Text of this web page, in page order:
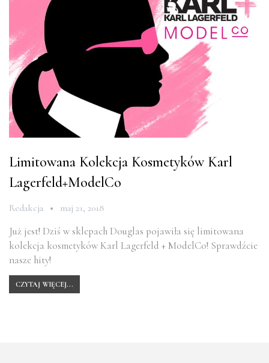
Limitowana Kolekcja Kosmetyków Karl
Lagerfeld+ModelCo
Redakcja maj 21, 2018
Już jest! Dziś w sklepach Douglas pojawiła się limitowana
kolekcja kosmetyków Karl Lagerfeld + ModelCo! Sprawdźcie
nasze hity!
CZYTAJ WIĘCEJ...